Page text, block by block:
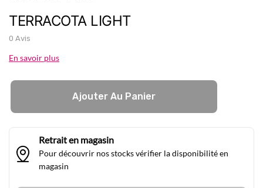
TERRACOTA LIGHT
0 Avis
En savoir plus
Ajouter Au Panier
Retrait en magasin
Pour découvrir nos stocks vérifier la disponibilité en
magasin